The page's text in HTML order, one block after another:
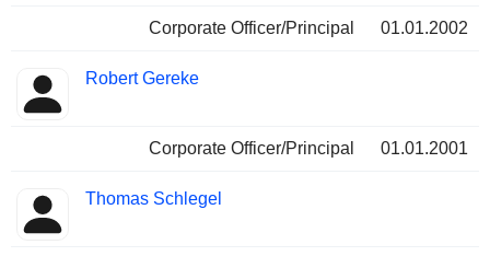
Corporate Officer/Principal 01.01.2002
Robert Gereke
Corporate Officer/Principal 01.01.2001
Thomas Schlegel